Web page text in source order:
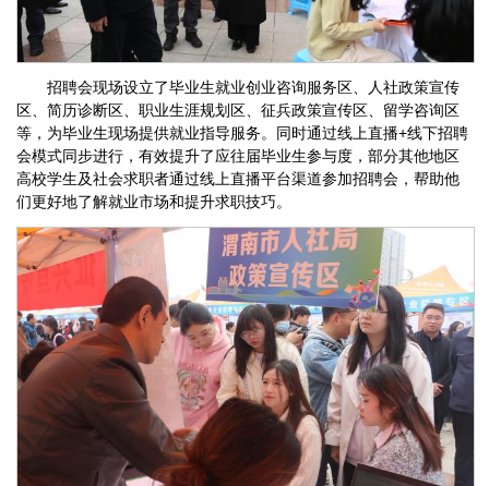
招聘会现场设立了毕业生就业创业咨询服务区、人社政策宣传
区、简历诊断区、职业生涯规划区、征兵政策宣传区、留学咨询区
等，为毕业生现场提供就业指导服务。同时通过线上直播+线下招聘
会模式同步进行，有效提升了应往届毕业生参与度，部分其他地区
高校学生及社会求职者通过线上直播平台渠道参加招聘会，帮助他
们更好地了解就业市场和提升求职技巧。